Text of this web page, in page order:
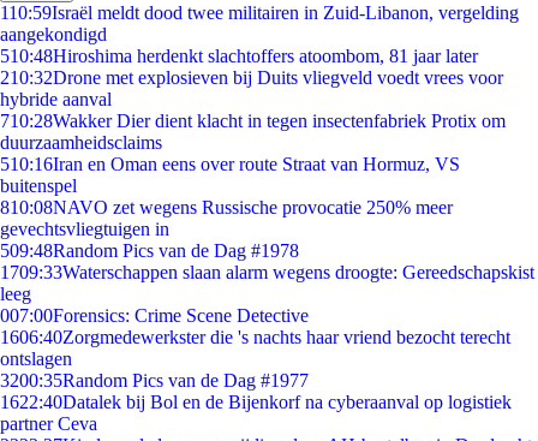
110:59Israël meldt dood twee militairen in Zuid-Libanon, vergelding
aangekondigd
510:48Hiroshima herdenkt slachtoffers atoombom, 81 jaar later
210:32Drone met explosieven bij Duits vliegveld voedt vrees voor
hybride aanval
710:28Wakker Dier dient klacht in tegen insectenfabriek Protix om
duurzaamheidsclaims
510:16Iran en Oman eens over route Straat van Hormuz, VS
buitenspel
810:08NAVO zet wegens Russische provocatie 250% meer
gevechtsvliegtuigen in
509:48Random Pics van de Dag #1978
1709:33Waterschappen slaan alarm wegens droogte: Gereedschapskist
leeg
007:00Forensics: Crime Scene Detective
1606:40Zorgmedewerkster die 's nachts haar vriend bezocht terecht
ontslagen
3200:35Random Pics van de Dag #1977
1622:40Datalek bij Bol en de Bijenkorf na cyberaanval op logistiek
partner Ceva